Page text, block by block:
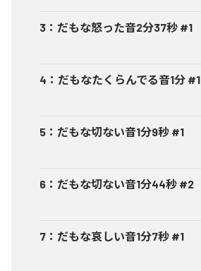
3 ： だもな怒った音2分37秒 #1
4 ： だもなたくらんでる音1分 #1
5 ： だもな切ない音1分9秒 #1
6 ： だもな切ない音1分44秒 #2
7 ： だもな哀しい音1分7秒 #1